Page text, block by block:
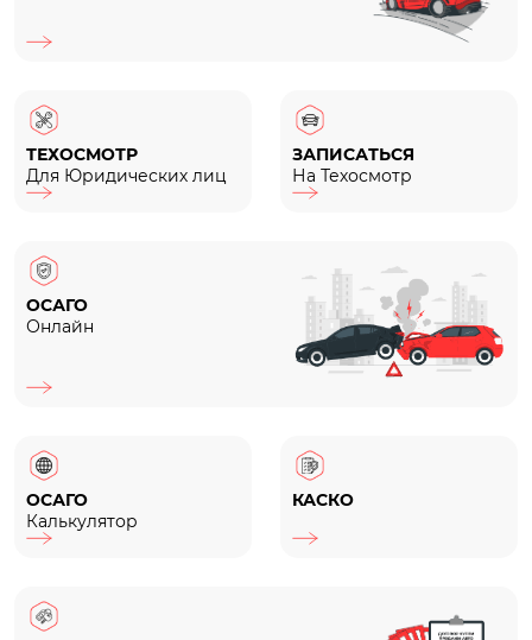
ТЕХОСМОТР
Для Юридических лиц
ЗАПИСАТЬСЯ
На Техосмотр
ОСАГО
Онлайн
ОСАГО
Калькулятор
КАСКО